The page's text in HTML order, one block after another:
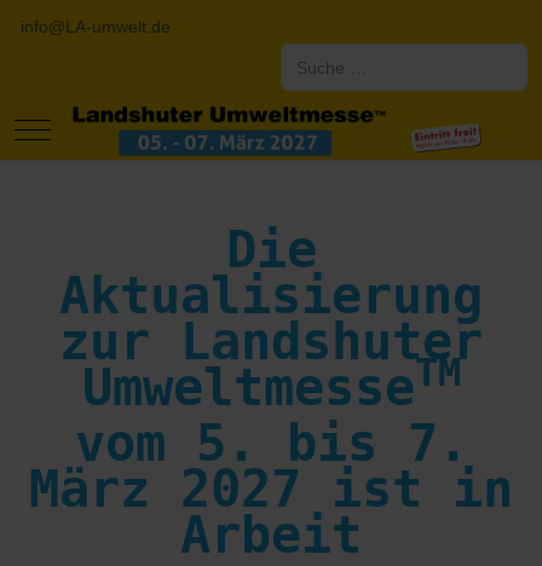
info@LA-umwelt.de
Suchen
Mobile Menu Toggle
Die
Aktualisierung
zur Landshuter
UmweltmesseTM
vom 5. bis 7.
März 2027 ist in
Arbeit